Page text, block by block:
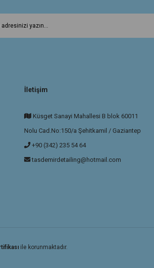
İletişim
Küsget Sanayi Mahallesi B blok 60011
Nolu Cad.No:150/a Şehitkamil / Gaziantep
+90 (342) 235 54 64
tasdemirdetailing@hotmail.com
ile korunmaktadır.